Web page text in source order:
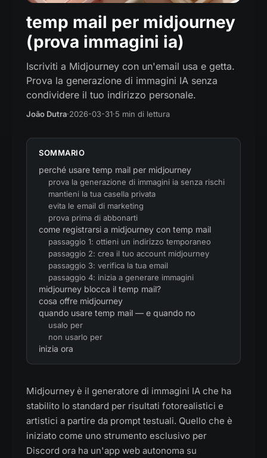
temp mail per midjourney
(prova immagini ia)
Iscriviti a Midjourney con un'email usa e getta.
Prova la generazione di immagini IA senza
condividere il tuo indirizzo personale.
João Dutra·2026-03-31·5 min di lettura
SOMMARIO
perché usare temp mail per midjourney
prova la generazione di immagini ia senza rischi
mantieni la tua casella privata
evita le email di marketing
prova prima di abbonarti
come registrarsi a midjourney con temp mail
passaggio 1: ottieni un indirizzo temporaneo
passaggio 2: crea il tuo account midjourney
passaggio 3: verifica la tua email
passaggio 4: inizia a generare immagini
midjourney blocca il temp mail?
cosa offre midjourney
quando usare temp mail — e quando no
usalo per
non usarlo per
inizia ora
Midjourney è il generatore di immagini IA che ha
stabilito lo standard per risultati fotorealistici e
artistici a partire da prompt testuali. Quello che è
iniziato come uno strumento esclusivo per
Discord ora ha un'app web autonoma su